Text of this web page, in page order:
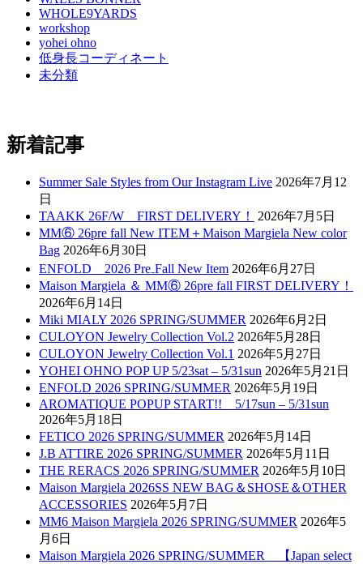
WHOLE9YARDS
workshop
yohei ohno
低身長コーディネート
未分類
新着記事
Summer Sale Styles from Our Instagram Live 2026年7月12
日
TAAKK 26F/W FIRST DELIVERY！
2026年7月5日
MM⑥ 26pre fall New ITEM＋Maison Margiela New color
Bag 2026年6月30日
ENFOLD 2026 Pre₋Fall New Item 2026年6月27日
Maison Margiela ＆ MM⑥ 26pre fall FIRST DELIVERY！
2026年6月14日
Miki MIALY 2026 SPRING/SUMMER 2026年6月2日
CULOYON Jewelry Collection Vol.2 2026年5月28日
CULOYON Jewelry Collection Vol.1 2026年5月27日
YOHEI OHNO POP UP 5/23sat – 5/31sun 2026年5月21日
ENFOLD 2026 SPRING/SUMMER 2026年5月19日
AROMATIQUE POPUP START!! 5/17sun – 5/31sun
2026年5月18日
FETICO 2026 SPRING/SUMMER 2026年5月14日
J.B ATTIRE 2026 SPRING/SUMMER 2026年5月11日
THE RERACS 2026 SPRING/SUMMER 2026年5月10日
Maison Margiela 2026SS NEW BAG＆SHOSE＆OTHER
ACCESSORIES 2026年5月7日
MM6 Maison Margiela 2026 SPRING/SUMMER 2026年5
月6日
Maison Margiela 2026 SPRING/SUMMER 【Japan select